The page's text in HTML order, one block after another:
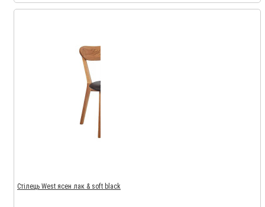
Стілець West ясен лак & soft black